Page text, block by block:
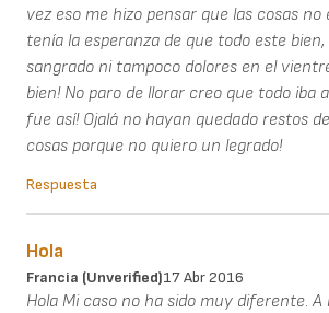
vez eso me hizo pensar que las cosas
tenía la esperanza de que todo este
sangrado ni tampoco dolores en el
bien! No paro de llorar creo que todo iba
fue así! Ojalá no hayan quedado restos
cosas porque no quiero un legrado!
Respuesta
Hola
Francia (unverified)17 Abr 2016
Hola Mi caso no ha sido muy diferente. A